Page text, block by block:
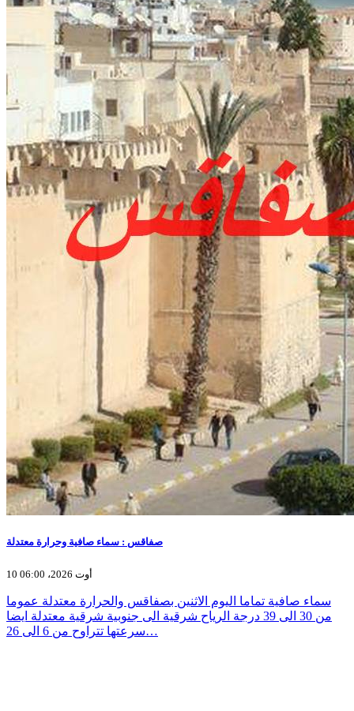
صفاقس : سماء صافية وحرارة معتدلة
10 أوت 2026، 06:00
سماء صافية تماما اليوم الاثنين بصفاقس والحرارة معتدلة عموما
من 30 الى 39 درجة الرياح شرقية الى جنوبية شرقية معتدلة ايضا
سرعتها تتراوح من 6 الى 26…